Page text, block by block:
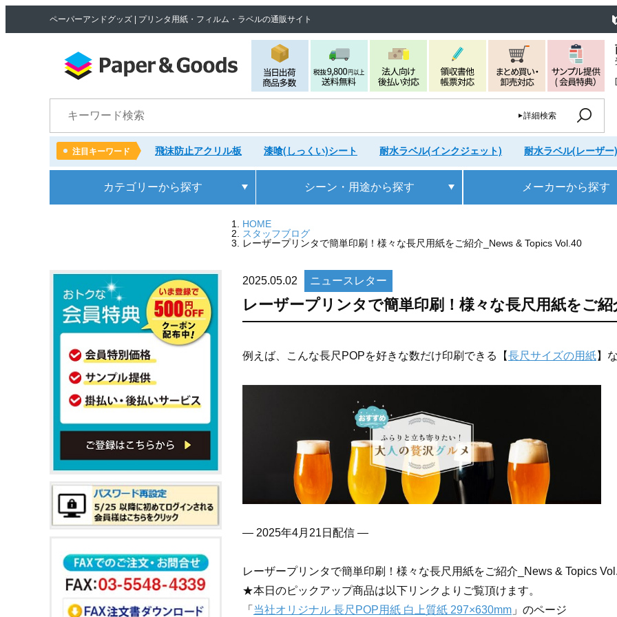
ペーパーアンドグッズ | プリンタ用紙・フィルム・ラベルの通販サイト
詳細検索
注目キーワード 飛沫防止アクリル板 漆喰(しっくい)シート 耐水ラベル(インクジェット) 耐水ラベル(レーザー)
カテゴリーから探す シーン・用途から探す メーカーから探す
HOME
スタッフブログ
レーザープリンタで簡単印刷！様々な長尺用紙をご紹介_News & Topics Vol.40
2025.05.02 ニュースレター
レーザープリンタで簡単印刷！様々な長尺用紙をご
例えば、こんな長尺POPを好きな数だけ印刷できる【長尺サイズの用紙】
— 2025年4月21日配信 —
レーザープリンタで簡単印刷！様々な長尺用紙をご紹介_News & Topics
★本日のピックアップ商品は以下リンクよりご覧頂けます。
「 当社オリジナル 長尺POP用紙 白上質紙 297×630mm 」のページ